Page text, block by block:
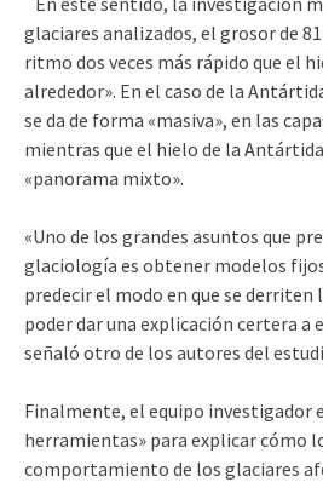
glaciares analizados, el grosor de
ritmo dos veces más rápido que el
alrededor». En el caso de la
se da de forma «masiva», en las
mientras que el hielo de la
«panorama mixto».
«Uno de los grandes asuntos que
glaciología es obtener modelos
predecir el modo en que se derriten
poder dar una explicación certera a
señaló otro de los autores del
Finalmente, el equipo investigador
herramientas» para explicar cómo
comportamiento de los glaciares